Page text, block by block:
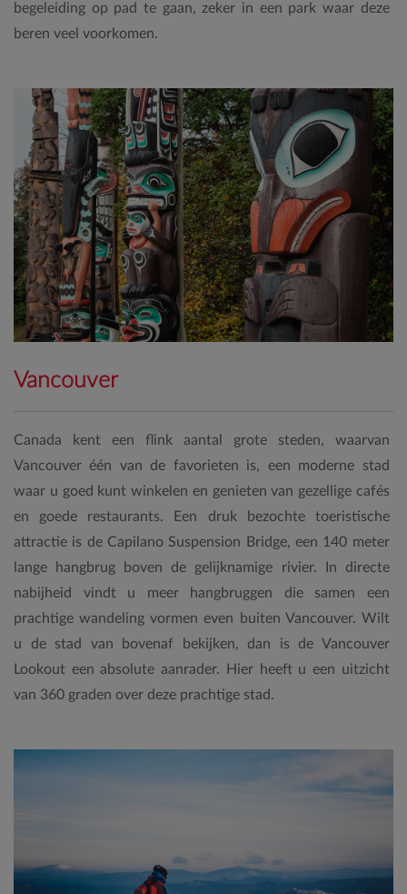
begeleiding op pad te gaan, zeker in een park waar deze
beren veel voorkomen.
Vancouver
Canada kent een flink aantal grote steden, waarvan
Vancouver één van de favorieten is, een moderne stad
waar u goed kunt winkelen en genieten van gezellige cafés
en goede restaurants. Een druk bezochte toeristische
attractie is de Capilano Suspension Bridge, een 140 meter
lange hangbrug boven de gelijknamige rivier. In directe
nabijheid vindt u meer hangbruggen die samen een
prachtige wandeling vormen even buiten Vancouver. Wilt
u de stad van bovenaf bekijken, dan is de Vancouver
Lookout een absolute aanrader. Hier heeft u een uitzicht
van 360 graden over deze prachtige stad.